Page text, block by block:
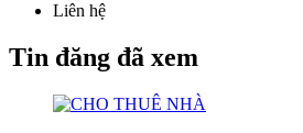
Liên hệ
Tin đăng đã xem